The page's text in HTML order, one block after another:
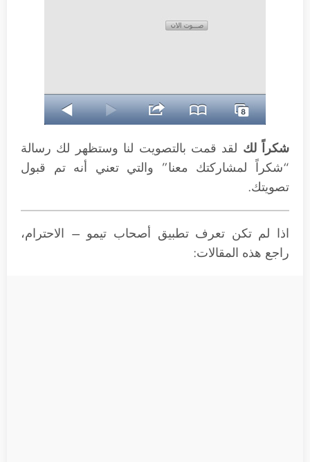
شكراً لك لقد قمت بالتصويت لنا وستظهر لك رسالة
“شكراً لمشاركتك معنا” والتي تعني أنه تم قبول
تصويتك.
اذا لم تكن تعرف تطبيق أصحاب تيمو – الاحترام،
راجع هذه المقالات: